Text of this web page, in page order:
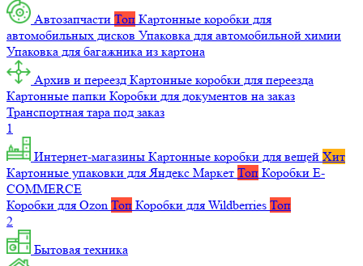
Автозапчасти Топ Картонные коробки для
автомобильных дисков Упаковка для автомобильной химии
Упаковка для багажника из картона
Архив и переезд Картонные коробки для переезда
Картонные папки Коробки для документов на заказ
Транспортная тара под заказ
1
Интернет-магазины Картонные коробки для вещей Хит
Картонные упаковки для Яндекс Маркет Топ Коробки E-
COMMERCE
Коробки для Ozon Топ Коробки для Wildberries Топ
2
Бытовая техника